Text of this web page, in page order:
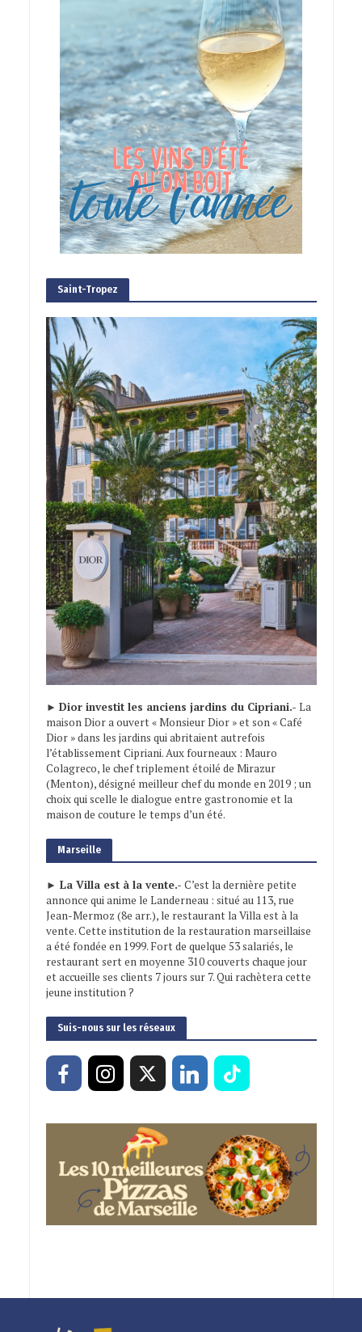
Saint-Tropez
► Dior investit les anciens jardins du Cipriani.- La
maison Dior a ouvert « Monsieur Dior » et son « Café
Dior » dans les jardins qui abritaient autrefois
l’établissement Cipriani. Aux fourneaux : Mauro
Colagreco, le chef triplement étoilé de Mirazur
(Menton), désigné meilleur chef du monde en 2019 ; un
choix qui scelle le dialogue entre gastronomie et la
maison de couture le temps d’un été.
Marseille
► La Villa est à la vente.- C’est la dernière petite
annonce qui anime le Landerneau : situé au 113, rue
Jean-Mermoz (8e arr.), le restaurant la Villa est à la
vente. Cette institution de la restauration marseillaise
a été fondée en 1999. Fort de quelque 53 salariés, le
restaurant sert en moyenne 310 couverts chaque jour
et accueille ses clients 7 jours sur 7. Qui rachètera cette
jeune institution ?
Suis-nous sur les réseaux